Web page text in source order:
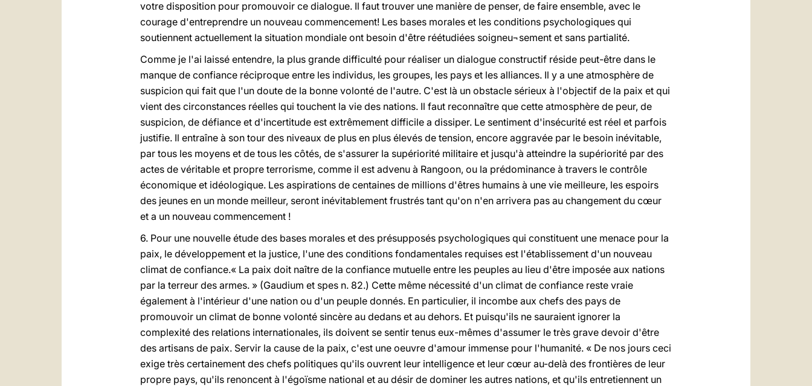
votre disposition pour promouvoir ce dialogue. Il faut trouver une manière de penser, de faire ensemble, avec le
courage d'entreprendre un nouveau commencement! Les bases morales et les conditions psychologiques qui
soutiennent actuellement la situation mondiale ont besoin d'être réétudiées soigneu¬sement et sans partialité.
Comme je l'ai laissé entendre, la plus grande difficulté pour réaliser un dialogue constructif réside peut-être dans le
manque de confiance réciproque entre les individus, les groupes, les pays et les alliances. Il y a une atmosphère de
suspicion qui fait que l'un doute de la bonne volonté de l'autre. C'est là un obstacle sérieux à l'objectif de la paix et qui
vient des circonstances réelles qui touchent la vie des nations. Il faut reconnaître que cette atmosphère de peur, de
suspicion, de défiance et d'incertitude est extrêmement difficile a dissiper. Le sentiment d'insécurité est réel et parfois
justifie. Il entraîne à son tour des niveaux de plus en plus élevés de tension, encore aggravée par le besoin inévitable,
par tous les moyens et de tous les côtés, de s'assurer la supériorité militaire et jusqu'à atteindre la supériorité par des
actes de véritable et propre terrorisme, comme il est advenu à Rangoon, ou la prédominance à travers le contrôle
économique et idéologique. Les aspirations de centaines de millions d'êtres humains à une vie meilleure, les espoirs
des jeunes en un monde meilleur, seront inévitablement frustrés tant qu'on n'en arrivera pas au changement du cœur
et a un nouveau commencement !
6. Pour une nouvelle étude des bases morales et des présupposés psychologiques qui constituent une menace pour la
paix, le développement et la justice, l'une des conditions fondamentales requises est l'établissement d'un nouveau
climat de confiance.« La paix doit naître de la confiance mutuelle entre les peuples au lieu d'être imposée aux nations
par la terreur des armes. » (Gaudium et spes n. 82.) Cette même nécessité d'un climat de confiance reste vraie
également à l'intérieur d'une nation ou d'un peuple donnés. En particulier, il incombe aux chefs des pays de
promouvoir un climat de bonne volonté sincère au dedans et au dehors. Et puisqu'ils ne sauraient ignorer la
complexité des relations internationales, ils doivent se sentir tenus eux-mêmes d'assumer le très grave devoir d'être
des artisans de paix. Servir la cause de la paix, c'est une oeuvre d'amour immense pour l'humanité. « De nos jours ceci
exige très certainement des chefs politiques qu'ils ouvrent leur intelligence et leur cœur au-delà des frontières de leur
propre pays, qu'ils renoncent à l'égoïsme national et au désir de dominer les autres nations, et qu'ils entretiennent un